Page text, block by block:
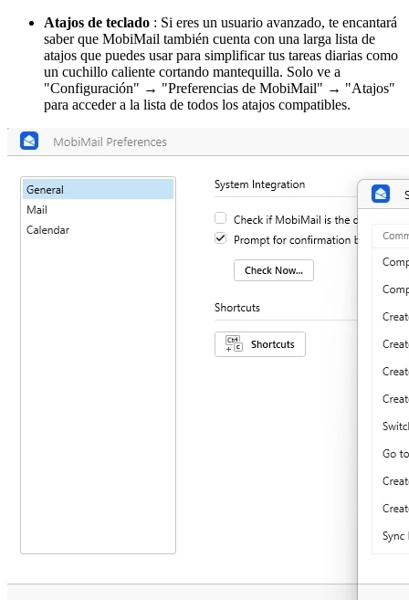
Atajos de teclado : Si eres un usuario avanzado, te encantará
saber que MobiMail también cuenta con una larga lista de
atajos que puedes usar para simplificar tus tareas diarias como
un cuchillo caliente cortando mantequilla. Solo ve a
"Configuración" → "Preferencias de MobiMail" → "Atajos"
para acceder a la lista de todos los atajos compatibles.